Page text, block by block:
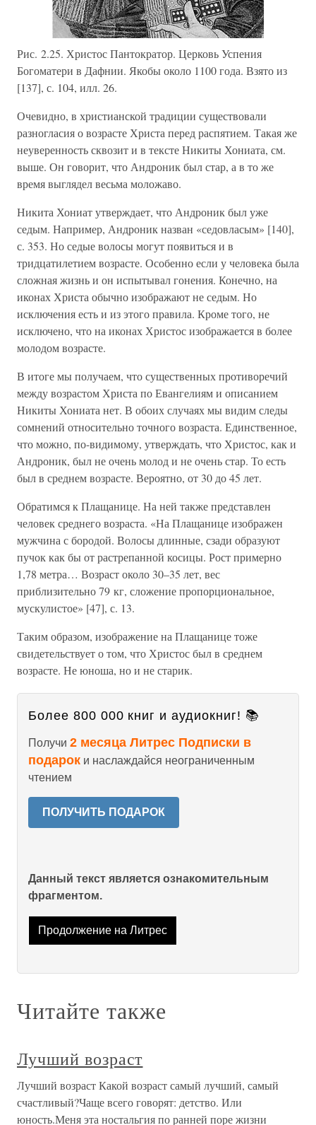
Рис. 2.25. Христос Пантократор. Церковь Успения
Богоматери в Дафнии. Якобы около 1100 года. Взято из
[137], с. 104, илл. 26.
Очевидно, в христианской традиции существовали
разногласия о возрасте Христа перед распятием. Такая же
неуверенность сквозит и в тексте Никиты Хониата, см.
выше. Он говорит, что Андроник был стар, а в то же
время выглядел весьма моложаво.
Никита Хониат утверждает, что Андроник был уже
седым. Например, Андроник назван «седовласым» [140],
с. 353. Но седые волосы могут появиться и в
тридцатилетием возрасте. Особенно если у человека была
сложная жизнь и он испытывал гонения. Конечно, на
иконах Христа обычно изображают не седым. Но
исключения есть и из этого правила. Кроме того, не
исключено, что на иконах Христос изображается в более
молодом возрасте.
В итоге мы получаем, что существенных противоречий
между возрастом Христа по Евангелиям и описанием
Никиты Хониата нет. В обоих случаях мы видим следы
сомнений относительно точного возраста. Единственное,
что можно, по-видимому, утверждать, что Христос, как и
Андроник, был не очень молод и не очень стар. То есть
был в среднем возрасте. Вероятно, от 30 до 45 лет.
Обратимся к Плащанице. На ней также представлен
человек среднего возраста. «На Плащанице изображен
мужчина с бородой. Волосы длинные, сзади образуют
пучок как бы от растрепанной косицы. Рост примерно
1,78 метра… Возраст около 30–35 лет, вес
приблизительно 79 кг, сложение пропорциональное,
мускулистое» [47], с. 13.
Таким образом, изображение на Плащанице тоже
свидетельствует о том, что Христос был в среднем
возрасте. Не юноша, но и не старик.
Более 800 000 книг и аудиокниг! 📚
Получи 2 месяца Литрес Подписки в
подарок и наслаждайся неограниченным
чтением
ПОЛУЧИТЬ ПОДАРОК
Данный текст является ознакомительным
фрагментом.
Продолжение на Литрес
Читайте также
Лучший возраст
Лучший возраст Какой возраст самый лучший, самый
счастливый?Чаще всего говорят: детство. Или
юность.Меня эта ностальгия по ранней поре жизни